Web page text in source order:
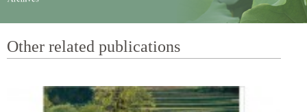
Other related publications